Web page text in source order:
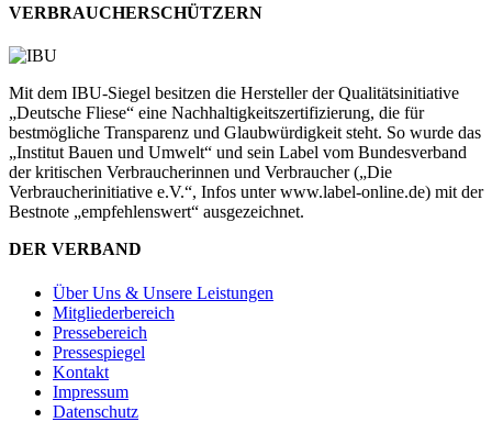
VERBRAUCHERSCHÜTZERN
Mit dem IBU-Siegel besitzen die Hersteller der Qualitätsinitiative
„Deutsche Fliese“ eine Nachhaltigkeitszertifizierung, die für
bestmögliche Transparenz und Glaubwürdigkeit steht. So wurde das
„Institut Bauen und Umwelt“ und sein Label vom Bundesverband
der kritischen Verbraucherinnen und Verbraucher („Die
Verbraucherinitiative e.V.“, Infos unter www.label-online.de) mit der
Bestnote „empfehlenswert“ ausgezeichnet.
DER VERBAND
Über Uns & Unsere Leistungen
Mitgliederbereich
Pressebereich
Pressespiegel
Kontakt
Impressum
Datenschutz